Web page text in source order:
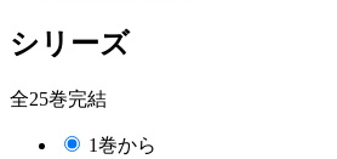
シリーズ
全25巻完結
1巻から